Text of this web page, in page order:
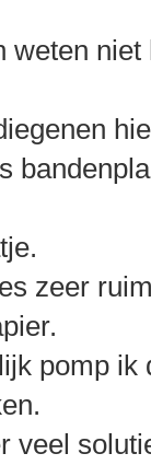
weten
zeer
pomp ik
veel